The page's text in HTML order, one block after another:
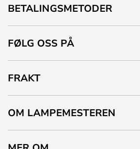
BETALINGSMETODER
FØLG OSS PÅ
FRAKT
OM LAMPEMESTEREN